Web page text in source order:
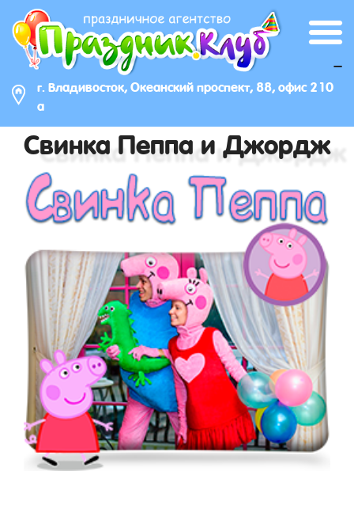
г. Владивосток, Океанский проспект, 88, офис 210
а
_
Свинка Пеппа и Джордж